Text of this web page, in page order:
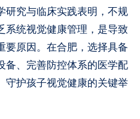
研究与临床实践表明，不规
系统视觉健康管理，是导致
要原因。在合肥，选择具备
备、完善防控体系的医学配
守护孩子视觉健康的关键举